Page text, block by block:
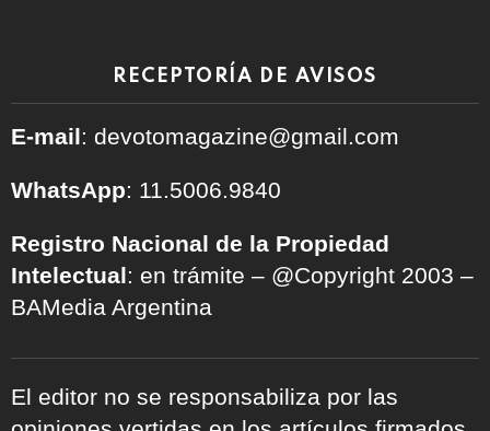
RECEPTORÍA DE AVISOS
E-mail: devotomagazine@gmail.com
WhatsApp: 11.5006.9840
Registro Nacional de la Propiedad
Intelectual: en trámite – @Copyright 2003 –
BAMedia Argentina
El editor no se responsabiliza por las